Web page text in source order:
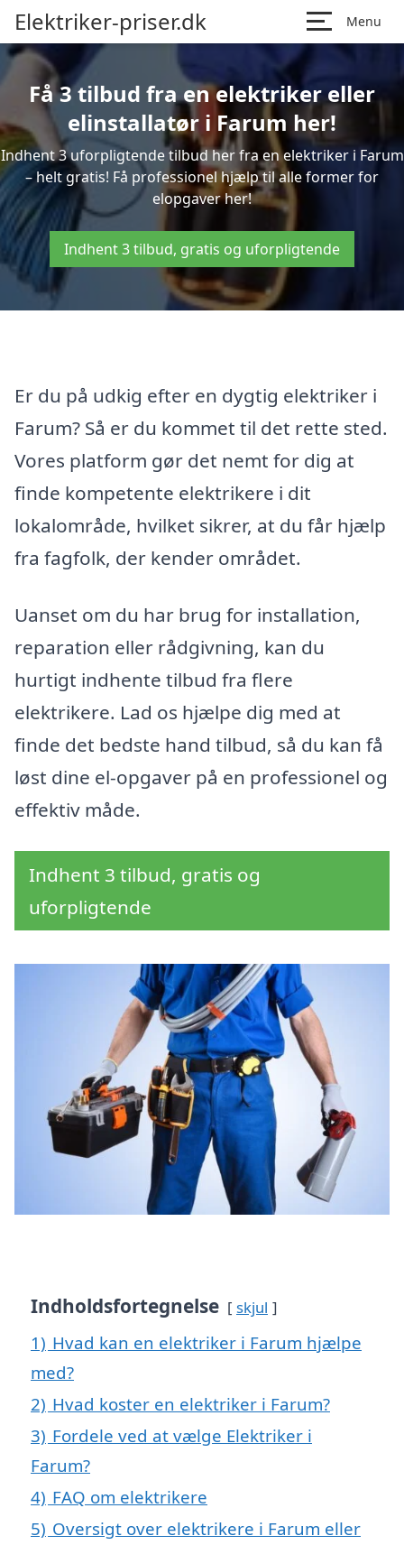
Elektriker-priser.dk Menu
Få 3 tilbud fra en elektriker eller
elinstallatør i Farum her!
Indhent 3 uforpligtende tilbud her fra en elektriker i Farum
– helt gratis! Få professionel hjælp til alle former for
elopgaver her!
Indhent 3 tilbud, gratis og uforpligtende
Er du på udkig efter en dygtig elektriker i
Farum? Så er du kommet til det rette sted.
Vores platform gør det nemt for dig at
finde kompetente elektrikere i dit
lokalområde, hvilket sikrer, at du får hjælp
fra fagfolk, der kender området.
Uanset om du har brug for installation,
reparation eller rådgivning, kan du
hurtigt indhente tilbud fra flere
elektrikere. Lad os hjælpe dig med at
finde det bedste hand tilbud, så du kan få
løst dine el-opgaver på en professionel og
effektiv måde.
Indhent 3 tilbud, gratis og
uforpligtende
Indholdsfortegnelse skjul
1) Hvad kan en elektriker i Farum hjælpe
med?
2) Hvad koster en elektriker i Farum?
3) Fordele ved at vælge Elektriker i
Farum?
4) FAQ om elektrikere
5) Oversigt over elektrikere i Farum eller